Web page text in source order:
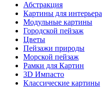
Абстракция
Картины для интерьера
Модульные картины
Городской пейзаж
Цветы
Пейзажи природы
Морской пейзаж
Рамки для Картин
3D Импасто
Классические картины